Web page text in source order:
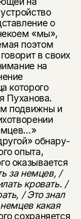
о
«мы»,
поэтом
в своих
на
которого
Пуханова.
подвижны и
обнару­
опыта,
оказыва­ется
за немцев, /
кровать. /
/ Это знал
какая
сохраняется